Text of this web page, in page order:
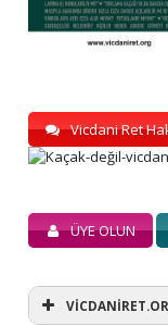
Vicdani Ret
ÜYE OLUN